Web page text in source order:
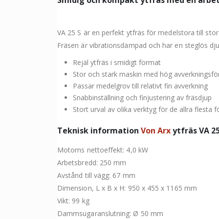
VA 25 S är en perfekt ytfräs för medelstora till
Fräsen är vibrationsdämpad och har en steglös
Rejäl ytfräs i smidigt format
Stor och stark maskin med hög
Passar medelgrov till relativt fin avverkning
Snabbinställning och finjustering av fräsdjup
Stort urval av olika verktyg för de allra flesta
Teknisk information Von Arxytfräs VA
Motorns nettoeffekt: 4,0 kW
Arbetsbredd: 250 mm
Avstånd till vägg: 67 mm
Dimension, L x B x H: 950 x 455 x 1165 mm
Vikt: 99 kg
Dammsugaranslutning: Ø 50 mm